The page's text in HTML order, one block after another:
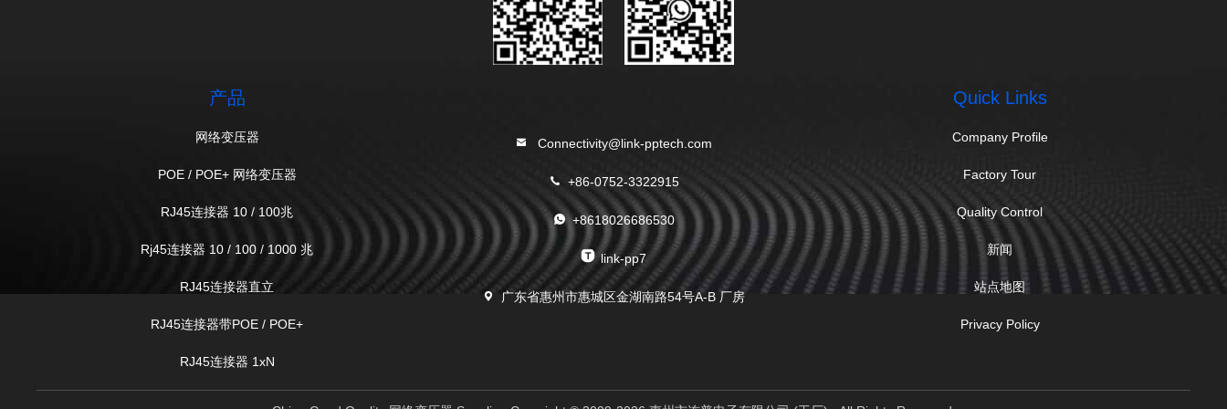
产品
网络变压器
POE / POE+ 网络变压器
RJ45连接器 10 / 100兆
Rj45连接器 10 / 100 / 1000 兆
RJ45连接器直立
RJ45连接器带POE / POE+
RJ45连接器 1xN
Connectivity@link-pptech.com
+86-0752-3322915
+8618026686530
link-pp7
广东省惠州市惠城区金湖南路54号A-B 厂房
Quick Links
Company Profile
Factory Tour
Quality Control
新闻
站点地图
Privacy Policy